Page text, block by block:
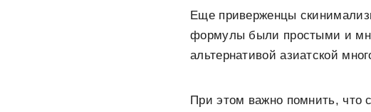
Еще приверженцы
формулы были простыми и
альтернативой азиатской
При этом важно помнить, что